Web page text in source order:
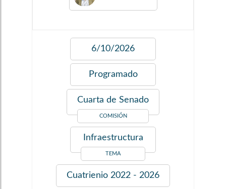
6/10/2026
Programado
Cuarta de Senado
COMISIÓN
Infraestructura
TEMA
Cuatrienio 2022 - 2026